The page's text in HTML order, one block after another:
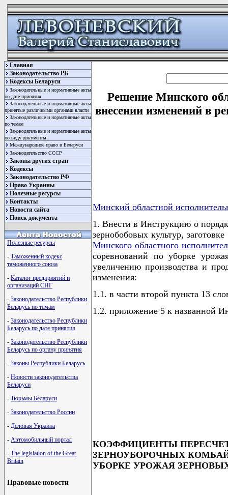
Главная
Законодательство РБ
Кодексы Беларуси
Законодательные и нормативные акты
по дате принятия
Законодательные и нормативные акты
принятые различными органами власти
Законодательные и нормативные акты
по темам
Законодательные и нормативные акты
по виду документы
Международное право в Беларуси
Законодательство СССР
Законы других стран
Кодексы
Законодательство РФ
Право Украины
Полезные ресурсы
Контакты
Новости сайта
Поиск документа
Полезные ресурсы
- Таможенный кодекс
таможенного союза
- Каталог предприятий и
организаций СНГ
- Законодательство Республики
Беларусь по темам
- Законодательство Республики
Беларусь по дате принятия
- Законодательство Республики
Беларусь по органу принятия
- Законы Республики Беларусь
- Новости законодательства
Беларуси
- Тюрьмы Беларуси
- Законодательство России
- Деловая Украина
- Автомобильный портал
- The legislation of the Great
Britain
Правовые новости
Решение Минского
внесении изменений в
Минский областной
1. Внести в Инструкцию о
зернобобовых культур,
Минского областного
соревнований по уборке
увеличению производства и
изменения:
1.1. в части второй пункта 13
1.2. приложение 5 к названной
КОЭФФИЦИЕНТЫ
ЗЕРНОУБОРОЧНЫХ
УБОРКЕ УРОЖАЯ